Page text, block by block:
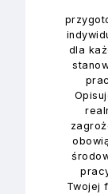
dla
Twojej